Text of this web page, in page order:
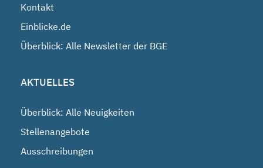
Kontakt
Einblicke.de
Überblick: Alle Newsletter der BGE
AKTUELLES
Überblick: Alle Neuigkeiten
Stellenangebote
Ausschreibungen